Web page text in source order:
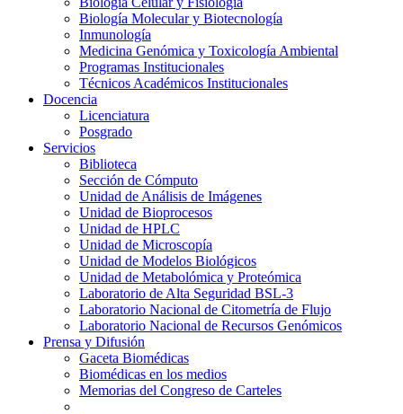
Biología Molecular y Biotecnología
Inmunología
Medicina Genómica y Toxicología Ambiental
Programas Institucionales
Técnicos Académicos Institucionales
Docencia
Licenciatura
Posgrado
Servicios
Biblioteca
Sección de Cómputo
Unidad de Análisis de Imágenes
Unidad de Bioprocesos
Unidad de HPLC
Unidad de Microscopía
Unidad de Modelos Biológicos
Unidad de Metabolómica y Proteómica
Laboratorio de Alta Seguridad BSL-3
Laboratorio Nacional de Citometría de Flujo
Laboratorio Nacional de Recursos Genómicos
Prensa y Difusión
Gaceta Biomédicas
Biomédicas en los medios
Memorias del Congreso de Carteles